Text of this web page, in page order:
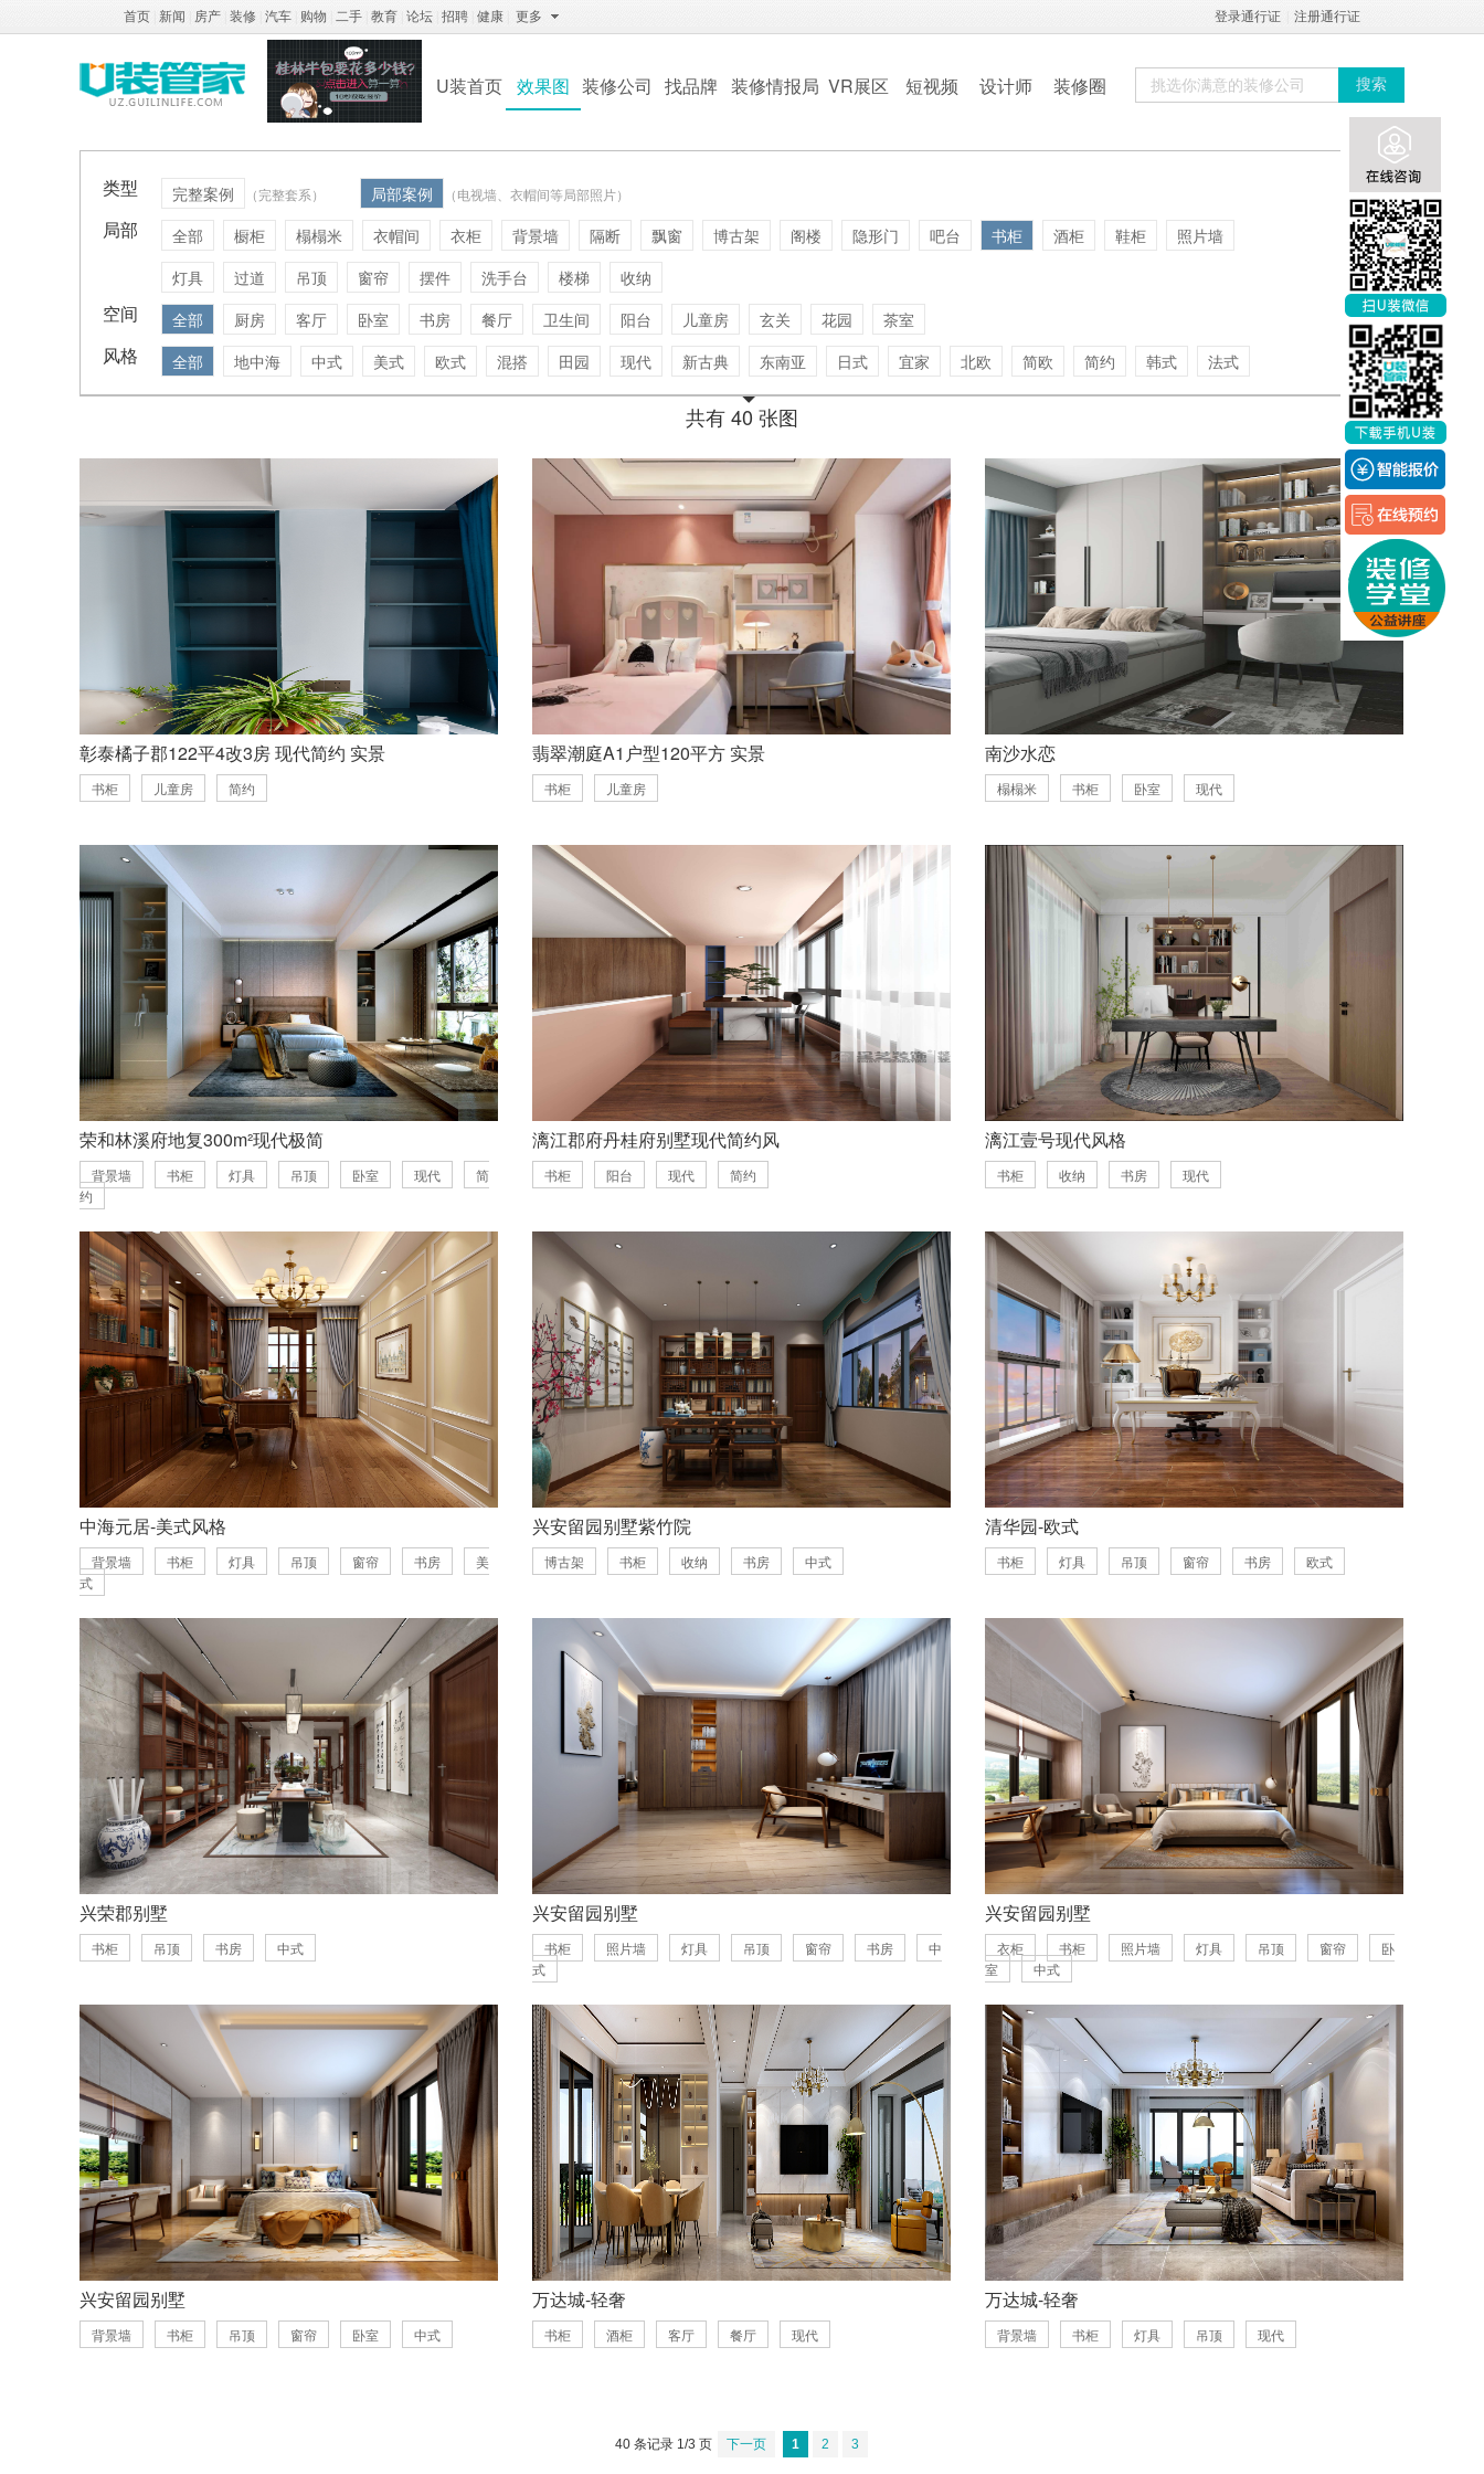
注册通行证
登录通行证
首页 新闻 房产 装修 汽车 购物 二手 教育 论坛 招聘 健康 更多
U装首页 效果图 装修公司 找品牌 装修情报局 VR展区 短视频 设计师 装修圈 搜索
类型 完整案例 （完整套系） 局部案例 （电视墙、衣帽间等局部照片）
局部 全部 橱柜 榻榻米 衣帽间 衣柜 背景墙 隔断 飘窗 博古架 阁楼 隐形门 吧台 书柜 酒柜 鞋柜
照片墙
灯具
过道 吊顶 窗帘 摆件 洗手台 楼梯 收纳
空间 全部 厨房 客厅 卧室 书房 餐厅 卫生间 阳台 儿童房 玄关 花园 茶室
风格 全部 地中海 中式 美式 欧式 混搭 田园 现代 新古典 东南亚 日式 宜家 北欧 简欧 简约 韩式 法式
共有 40 张图
彰泰橘子郡122平4改3房 现代简约 实景
书柜 儿童房 简约
翡翠潮庭A1户型120平方 实景
书柜 儿童房
南沙水恋
榻榻米 书柜 卧室 现代
荣和林溪府地复300m²现代极简
背景墙 书柜 灯具 吊顶 卧室 现代
简
约
漓江郡府丹桂府别墅现代简约风
书柜 阳台 现代 简约
漓江壹号现代风格
书柜 收纳 书房 现代
中海元居-美式风格
背景墙 书柜 灯具 吊顶 窗帘 书房
美
式
兴安留园别墅紫竹院
博古架 书柜 收纳 书房 中式
清华园-欧式
书柜 灯具 吊顶 窗帘 书房 欧式
兴荣郡别墅
书柜 吊顶 书房 中式
兴安留园别墅
书柜 照片墙 灯具 吊顶 窗帘 书房
中
式
兴安留园别墅
衣柜 书柜 照片墙 灯具 吊顶 窗帘
卧
室
中式
兴安留园别墅
背景墙 书柜 吊顶 窗帘 卧室 中式
万达城-轻奢
书柜 酒柜 客厅 餐厅 现代
万达城-轻奢
背景墙 书柜 灯具 吊顶 现代
40 条记录 1/3 页 下一页 1 2 3